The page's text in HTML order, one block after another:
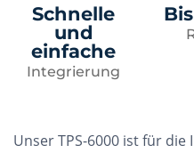
Schnelle
und
einfache
Integrierung
Unser TPS-6000 ist für